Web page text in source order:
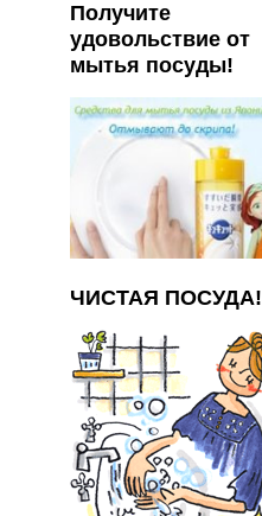
Получите
удовольствие от
мытья посуды!
ЧИСТАЯ ПОСУДА!